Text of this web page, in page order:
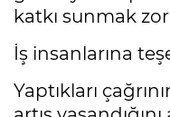
katkı sunmak
İş insanlarına
Yaptıkları